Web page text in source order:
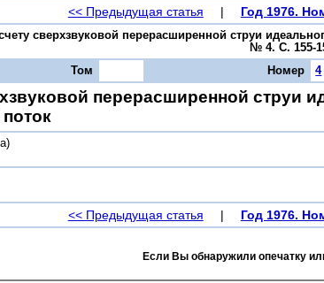
<< Предыдущая статья | Год 1976.
сверхзвуковой перерасширенной струи
№ 4. С. 155-
Том Номер 4
перерасширенной струи
<< Предыдущая статья | Год 1976.
Если Вы обнаружили опечатку